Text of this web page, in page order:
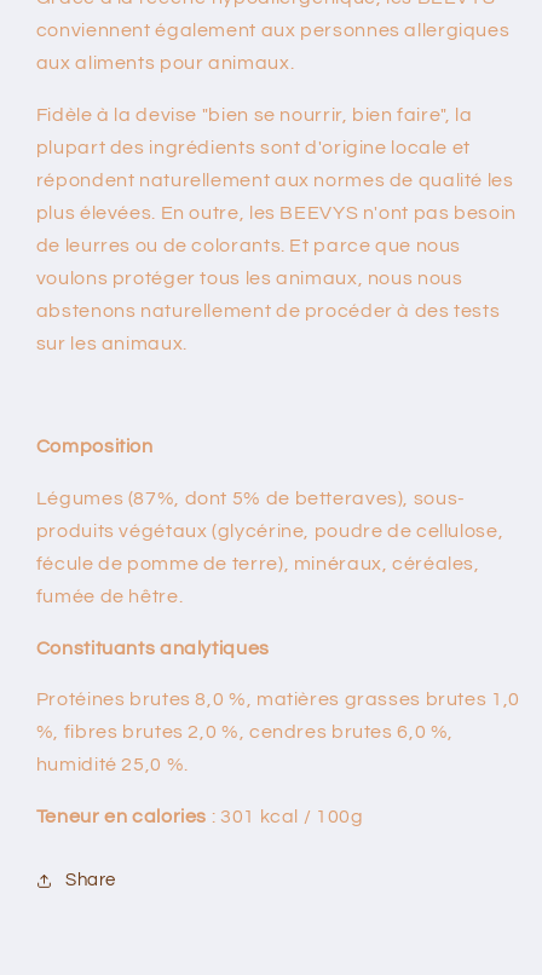
conviennent également aux personnes allergiques
aux aliments pour animaux.
Fidèle à la devise "bien se nourrir, bien faire", la
plupart des ingrédients sont d'origine locale et
répondent naturellement aux normes de qualité les
plus élevées. En outre, les BEEVYS n'ont pas besoin
de leurres ou de colorants. Et parce que nous
voulons protéger tous les animaux, nous nous
abstenons naturellement de procéder à des tests
sur les animaux.
Composition
Légumes (87%, dont 5% de betteraves), sous-
produits végétaux (glycérine, poudre de cellulose,
fécule de pomme de terre), minéraux, céréales,
fumée de hêtre.
Constituants analytiques
Protéines brutes 8,0 %, matières grasses brutes 1,0
%, fibres brutes 2,0 %, cendres brutes 6,0 %,
humidité 25,0 %.
Teneur en calories : 301 kcal / 100g
Share